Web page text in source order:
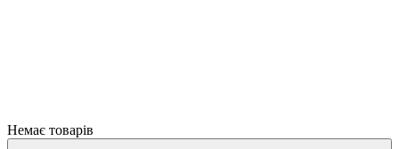
Немає товарів